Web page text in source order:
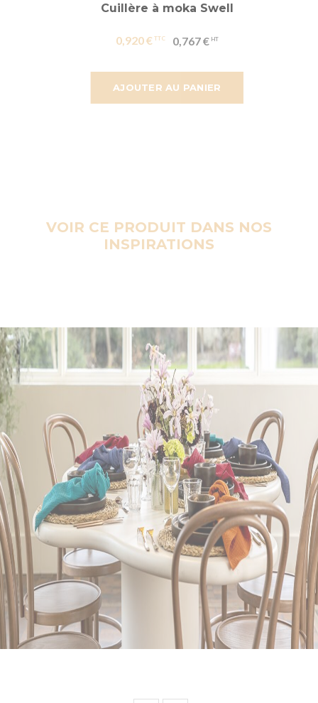
AJOUTER AU PANIER
Cuillère à moka Swell
0,920 € 0,767 €
VOIR CE PRODUIT DANS NOS
INSPIRATIONS